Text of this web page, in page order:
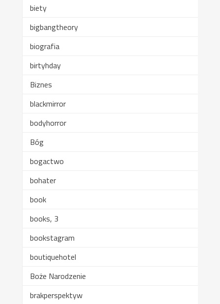
biety
bigbangtheory
biografia
birtyhday
Biznes
blackmirror
bodyhorror
Bóg
bogactwo
bohater
book
books, 3
bookstagram
boutiquehotel
Boże Narodzenie
brakperspektyw